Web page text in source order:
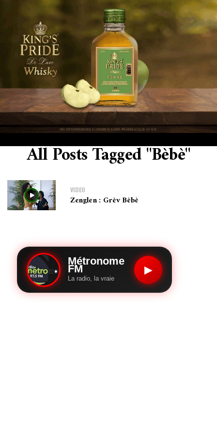
All Posts Tagged "bèbè"
VIDEO
Zenglen : Grèv Bèbè
Métronome
FM
La radio, la vraie
▶